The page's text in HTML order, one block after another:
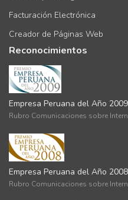
Dominio y hosting
Facturación Electrónica
Creador de Páginas Web
Reconocimientos
Empresa Peruana del Año 2009
Empresa Peruana del Año 2008